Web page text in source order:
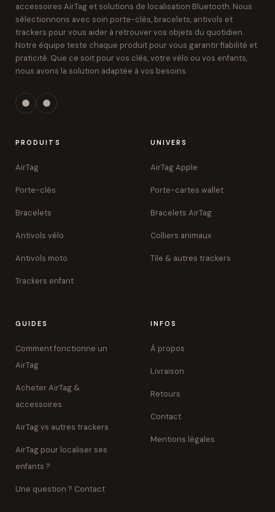
accessoires AirTag et solutions de localisation Bluetooth. Nous
sélectionnons avec soin porte-clés, bracelets, antivols et
trackers pour vous aider à retrouver vos objets du quotidien.
Notre équipe teste chaque produit pour vous garantir fiabilité et
praticité. Que ce soit pour vos clés, votre vélo ou vos enfants,
nous avons la solution adaptée à vos besoins.
PRODUITS
AirTag
Porte-clés
Bracelets
Antivols vélo
Antivols moto
Trackers enfant
UNIVERS
AirTag Apple
Porte-cartes wallet
Bracelets AirTag
Colliers animaux
Tile & autres trackers
GUIDES
Comment fonctionne un
AirTag
Acheter AirTag &
accessoires
AirTag vs autres trackers
AirTag pour localiser ses
enfants ?
Une question ? Contact
INFOS
À propos
Livraison
Retours
Contact
Mentions légales